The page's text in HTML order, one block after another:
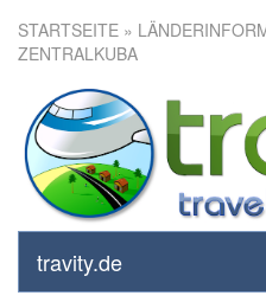
STARTSEITE »
ZENTRALKUBA
travity.de